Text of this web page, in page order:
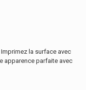
la surface avec
apparence parfaite avec